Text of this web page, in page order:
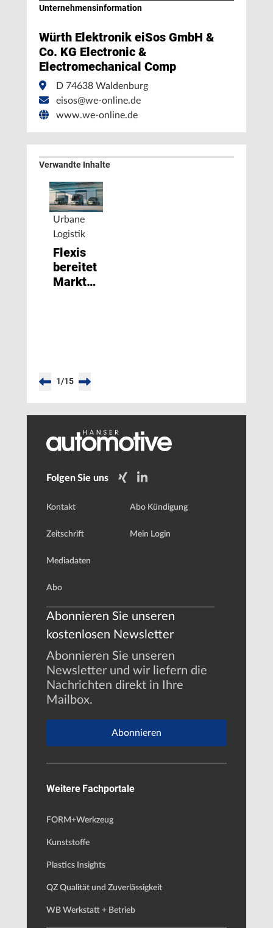
Unternehmens­information
Würth Elektronik eiSos GmbH &
Co. KG Electronic &
Electromechanical Comp
D 74638 Waldenburg
eisos@we-online.de
www.we-online.de
Verwandte Inhalte
Urbane
Logistik
Flexis
bereitet
Markteinführung
1/15
Folgen Sie uns
Kontakt
Zeitschrift
Mediadaten
Abo
Abo Kündigung
Mein Login
Abonnieren Sie unseren
kostenlosen Newsletter
Abonnieren Sie unseren
Newsletter und wir liefern die
Nachrichten direkt in Ihre
Mailbox.
Abonnieren
Weitere Fachportale
FORM+Werkzeug
Kunststoffe
Plastics Insights
QZ Qualität und Zuverlässigkeit
WB Werkstatt + Betrieb